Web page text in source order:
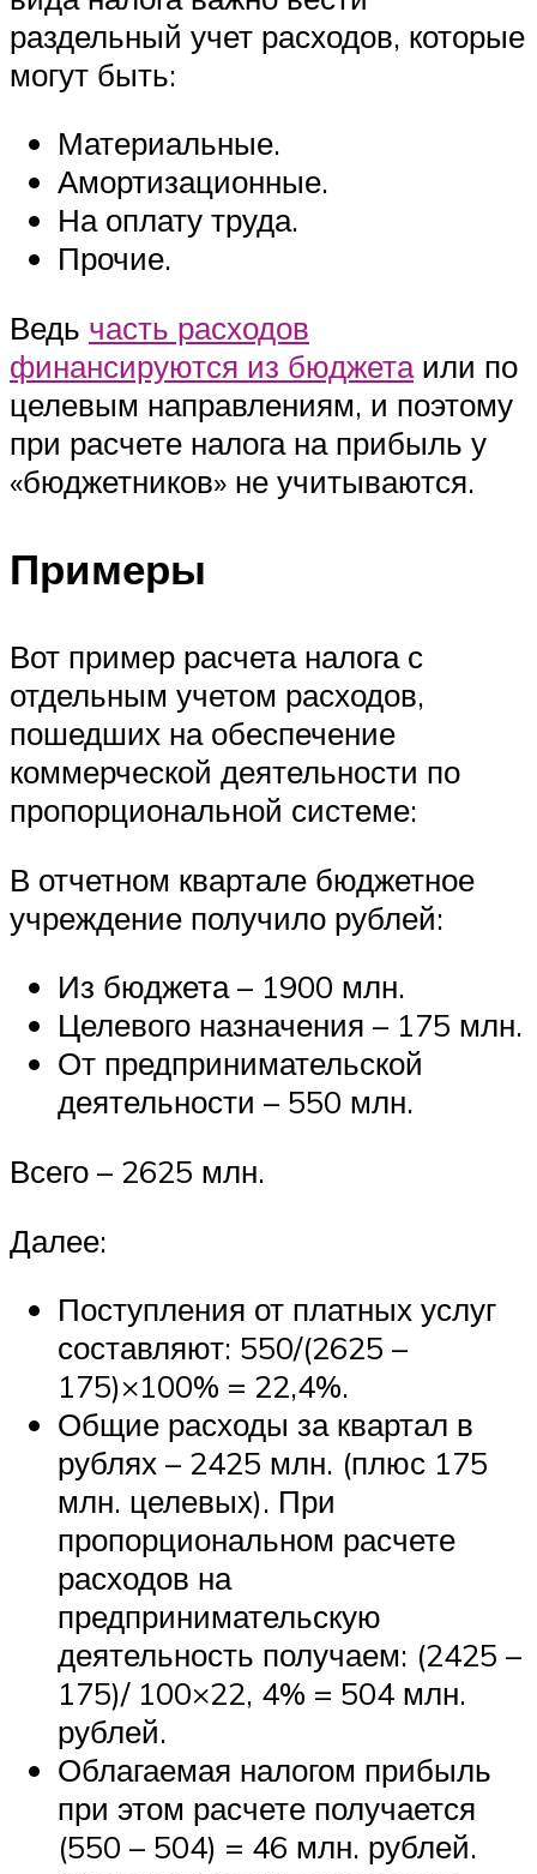
раздельный учет расходов, которые
могут быть:
Материальные.
Амортизационные.
На оплату труда.
Прочие.
Ведь часть расходов
финансируются из бюджетаили по
целевым направлениям, и поэтому
при расчете налога на прибыль у
«бюджетников» не учитываются.
Примеры
Вот пример расчета налога с
отдельным учетом расходов,
пошедших на обеспечение
коммерческой деятельности по
пропорциональной системе:
В отчетном квартале бюджетное
учреждение получило рублей:
Из бюджета – 1900 млн.
Целевого назначения – 175 млн.
От предпринимательской
деятельности – 550 млн.
Всего – 2625 млн.
Далее:
Поступления от платных услуг
составляют: 550/(2625 –
175)×100% = 22,4%.
Общие расходы за квартал в
рублях – 2425 млн. (плюс 175
млн. целевых). При
пропорциональном расчете
расходов на
предпринимательскую
деятельность получаем: (2425 –
175)/ 100×22, 4% = 504 млн.
рублей.
Облагаемая налогом прибыль
при этом расчете получается
(550 – 504) = 46 млн. рублей.